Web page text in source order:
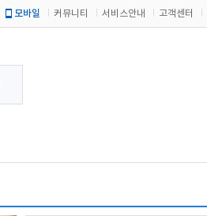
모바일 커뮤니티 서비스안내 고객센터